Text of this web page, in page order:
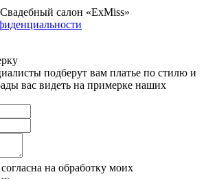
салон «ExMiss»
подберут вам платье по стилю и
вас видеть на примерке наших
на обработку моих